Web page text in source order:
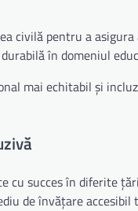
civilă pentru a
în domeniul
mai echitabil și
cu succes în diferite
de învățare accesibil